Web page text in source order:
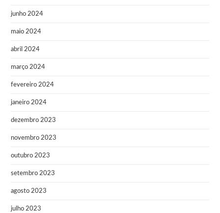
junho 2024
maio 2024
abril 2024
março 2024
fevereiro 2024
janeiro 2024
dezembro 2023
novembro 2023
outubro 2023
setembro 2023
agosto 2023
julho 2023